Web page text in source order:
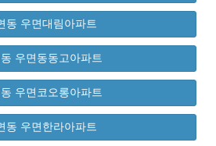
동 우면대림아파트
우면동동고아파트
우면코오롱아파트
동 우면한라아파트